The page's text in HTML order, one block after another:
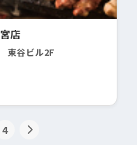
店
東谷ビル2F
4